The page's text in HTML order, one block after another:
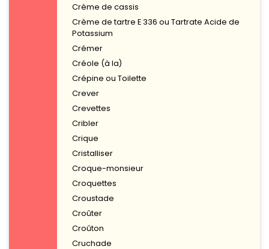
Crème de cassis
Crème de tartre E 336 ou Tartrate Acide de
Potassium
Crémer
Créole (à la)
Crépine ou Toilette
Crever
Crevettes
Cribler
Crique
Cristalliser
Croque-monsieur
Croquettes
Croustade
Croûter
Croûton
Cruchade